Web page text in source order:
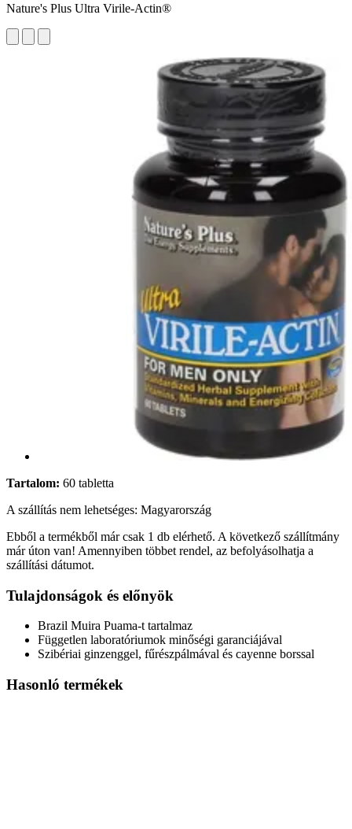
Nature's Plus Ultra Virile-Actin®
Tartalom: 60 tabletta
A szállítás nem lehetséges: Magyarország
Ebből a termékből már csak 1 db elérhető. A következő szállítmány
már úton van! Amennyiben többet rendel, az befolyásolhatja a
szállítási dátumot.
Tulajdonságok és előnyök
Brazil Muira Puama-t tartalmaz
Független laboratóriumok minőségi garanciájával
Szibériai ginzenggel, fűrészpálmával és cayenne borssal
Hasonló termékek